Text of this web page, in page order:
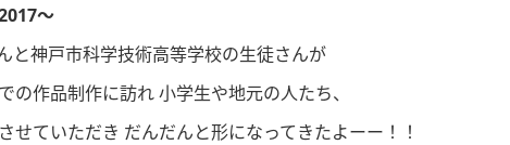
～
と神戸市科学技術高等学校の生徒さんが
の作品制作に訪れ 小学生や地元の人たち、
せていただき だんだんと形になってきたよーー！！